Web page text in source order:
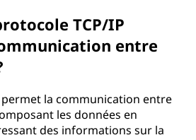
TCP/IP
entre
permet la communication entre
les données en
des informations sur la